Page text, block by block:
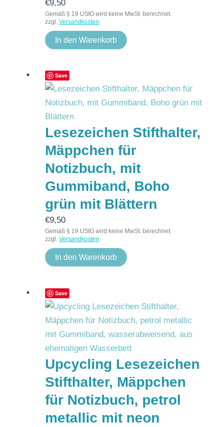
€9,50
Gemäß § 19 UStG wird keine MwSt. berechnet.
zzgl. Versandkosten
In den Warenkorb
Save
Lesezeichen Stifthalter,
Mäppchen für
Notizbuch, mit
Gummiband, Boho
grün mit Blättern
€9,50
Gemäß § 19 UStG wird keine MwSt. berechnet.
zzgl. Versandkosten
In den Warenkorb
Save
Upcycling Lesezeichen
Stifthalter, Mäppchen
für Notizbuch, petrol
metallic mit neon